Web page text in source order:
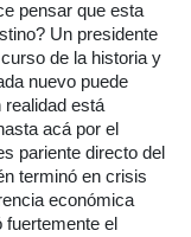
pensar que esta
Un presidente
de la historia y
nuevo puede
está
acá por el
pariente directo del
terminó en crisis
económica
el